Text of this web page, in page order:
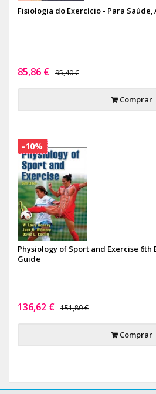
Fisiologia do Exercício - Para
85,86 € 95,40 €
Comprar
Physiology of Sport and Exercise 6th
Guide
136,62 € 151,80 €
Comprar
-10%